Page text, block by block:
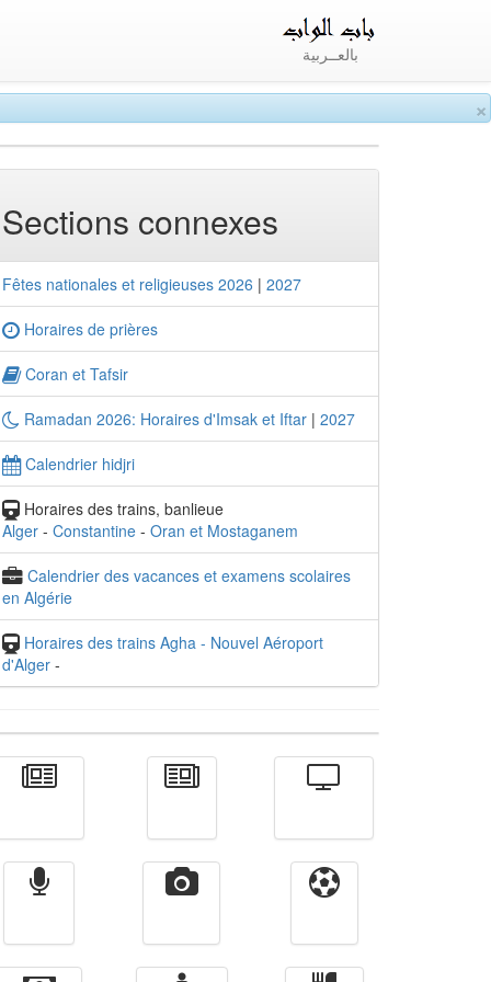
×
بالعــربية
Sections connexes
Fêtes nationales et religieuses 2026 | 2027
Horaires de prières
Coran et Tafsir
Ramadan 2026: Horaires d'Imsak et Iftar | 2027
Calendrier hidjri
Horaires des trains, banlieue
Alger - Constantine - Oran et Mostaganem
Calendrier des vacances et examens scolaires
en Algérie
Horaires des trains Agha - Nouvel Aéroport
d'Alger -